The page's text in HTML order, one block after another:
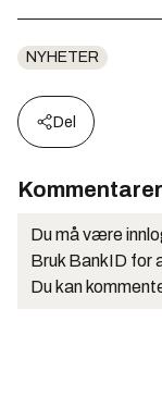
NYHETER
Del
Kommentarer
Du må være
Bruk BankID for
Du kan